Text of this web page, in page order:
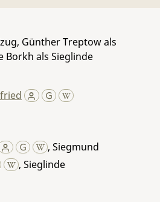
Günther Treptow als
Borkh als Sieglinde
, Siegmund
, Sieglinde